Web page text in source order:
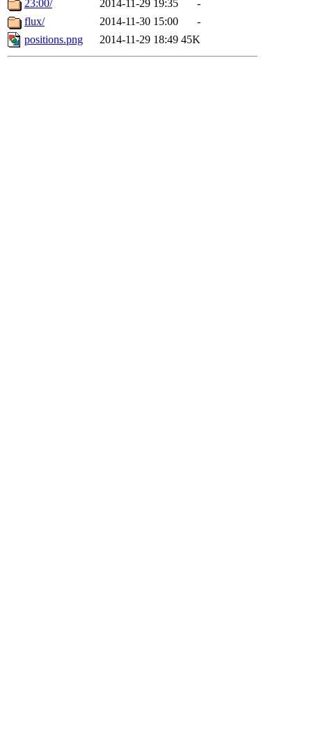
23:00/
2014-11-29 19:35
-
flux/
2014-11-30 15:00
-
positions.png
2014-11-29 18:49 45K